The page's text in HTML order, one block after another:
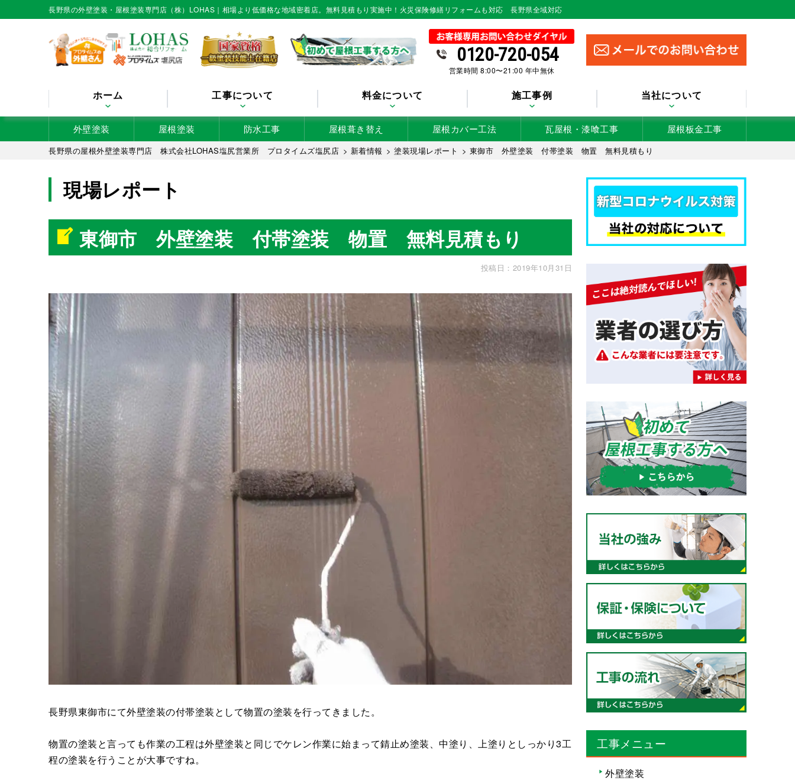
長野県の外壁塗装・屋根塗装専門店（株）LOHAS｜相場より低価格な地域密着店。無料見積もり実施中！火災保険修繕リフォームも対応 長野県全域対応
0120-720-054
営業時間 8:00〜21:00 年中無休
ホーム 工事について 料金について 施工事例 当社について
外壁塗装 屋根塗装 防水工事 屋根葺き替え 屋根カバー工法 瓦屋根・漆喰工事 屋根板金工事
長野県の屋根外壁塗装専門店 株式会社LOHAS塩尻営業所 プロタイムズ塩尻店 > 新着情報 > 塗装現場レポート > 東御市 外壁塗装 付帯塗装 物置 無料見積もり
現場レポート
東御市 外壁塗装 付帯塗装 物置 無料見積もり
投稿日：2019年10月31日
長野県東御市にて外壁塗装の付帯塗装として物置の塗装を行ってきました。
物置の塗装と言っても作業の工程は外壁塗装と同じでケレン作業に始まって錆止め塗装、中塗り、上塗りとしっかり3工
程の塗装を行うことが大事ですね。
工事メニュー
外壁塗装